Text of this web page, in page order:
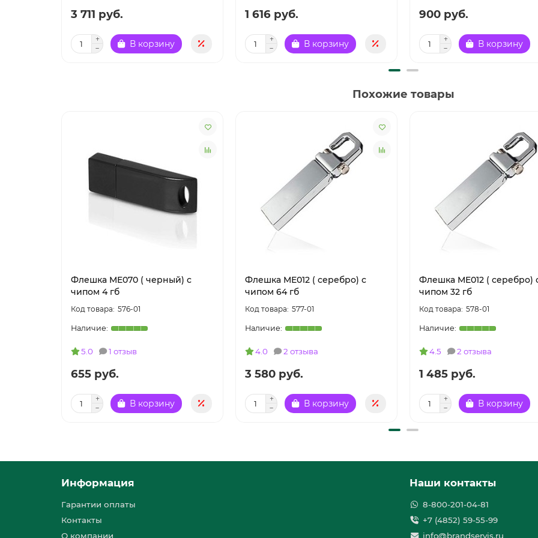
3 711 руб.
В корзину
1 616 руб.
В корзину
900 руб.
В корзину
Похожие товары
Флешка ME070 ( черный) с
чипом 4 гб
576-01
5.0 1 отзыв
655 руб.
В корзину
Флешка ME012 ( серебро) с
чипом 64 гб
577-01
4.0 2 отзыва
3 580 руб.
В корзину
Флешка ME012 ( серебро)
чипом 32 гб
578-01
4.5 2 отзыва
1 485 руб.
В корзину
Информация
Гарантии оплаты
Контакты
О компании
Наши контакты
8-800-201-04-81
+7 (4852) 59-55-99
info@brandservis.ru